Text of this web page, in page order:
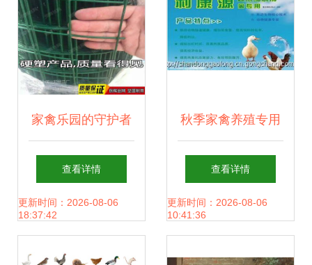
家禽乐园的守护者
创辉绿色铁丝网篱
笆，打造安全舒适
查看详情
更新时间：2026-08-06
18:37:42
秋季家禽养殖专用
饲料添加剂 守护呼
吸系统健康的关键
查看详情
更新时间：2026-08-06
10:41:36